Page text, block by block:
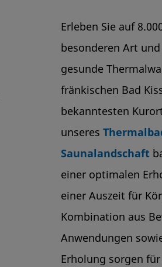
Erleben Sie auf
besonderen Art
gesunde
fränkischen Bad
bekanntesten
unseres
Saunalandschaft
einer optimalen
einer Auszeit für
Kombination aus
Anwendungen
Erholung sorgen